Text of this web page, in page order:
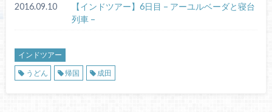
2016.09.10
【インドツアー】6日目 – アーユルベーダと寝台
列車 –
インドツアー
うどん
帰国 成田